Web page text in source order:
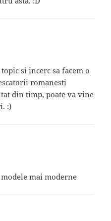
si incerc sa facem o
romanesti
din timp, poate va vine
:)
mai moderne